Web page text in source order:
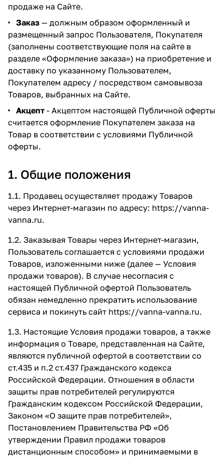
продаже на Сайте.
Заказ — должным образом оформленный и
размещенный запрос Пользователя, Покупателя
(заполнены соответствующие поля на сайте в
разделе «Оформление заказа») на приобретение и
доставку по указанному Пользователем,
Покупателем адресу / посредством самовывоза
Товаров, выбранных на Сайте.
Акцепт - Акцептом настоящей Публичной оферты
считается оформление Покупателем заказа на
Товар в соответствии с условиями Публичной
оферты.
1. Общие положения
1.1. Продавец осуществляет продажу Товаров
через Интернет-магазин по адресу: https://vanna-
vanna.ru.
1.2. Заказывая Товары через Интернет-магазин,
Пользователь соглашается с условиями продажи
Товаров, изложенными ниже (далее — Условия
продажи товаров). В случае несогласия с
настоящей Публичной офертой Пользователь
обязан немедленно прекратить использование
сервиса и покинуть сайт https://vanna-vanna.ru.
1.3. Настоящие Условия продажи товаров, а также
информация о Товаре, представленная на Сайте,
являются публичной офертой в соответствии со
ст.435 и п.2 ст.437 Гражданского кодекса
Российской Федерации. Отношения в области
защиты прав потребителей регулируются
Гражданским кодексом Российской Федерации,
Законом «О защите прав потребителей»,
Постановлением Правительства РФ «Об
утверждении Правил продажи товаров
дистанционным способом» и принимаемыми в